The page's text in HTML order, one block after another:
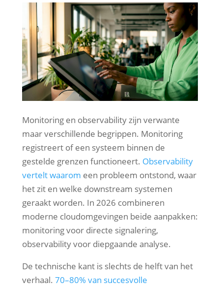
Monitoring en observability zijn verwante
maar verschillende begrippen. Monitoring
registreert of een systeem binnen de
gestelde grenzen functioneert. Observability
vertelt waarom een probleem ontstond, waar
het zit en welke downstream systemen
geraakt worden. In 2026 combineren
moderne cloudomgevingen beide aanpakken:
monitoring voor directe signalering,
observability voor diepgaande analyse.
De technische kant is slechts de helft van het
verhaal. 70–80% van succesvolle